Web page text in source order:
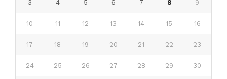
3 4 5 6 7 8 9
10 11 12 13 14 15 16
17 18 19 20 21 22 23
24 25 26 27 28 29 30